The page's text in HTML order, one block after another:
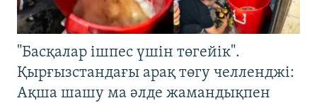
"Басқалар ішпес үшін төгейік".
Қырғызстандағы арақ төгу челленджі:
Ақша шашу ма әлде жамандықпен